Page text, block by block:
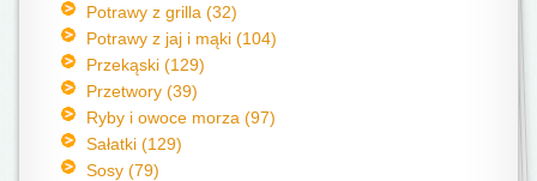
Potrawy z grilla (32)
Potrawy z jaj i mąki (104)
Przekąski (129)
Przetwory (39)
Ryby i owoce morza (97)
Sałatki (129)
Sosy (79)